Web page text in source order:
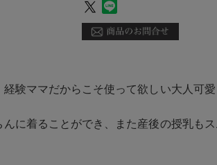
験ママだからこそ使って欲しい大人可
に着ることができ、また産後の授乳も